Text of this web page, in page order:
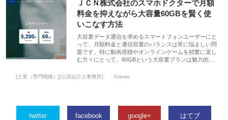
ＪＣＮ株式会社のスマホドクターで月額
料金を抑えながら大容量60GBを賢く使
いこなす方法
大容量データ通信を求めるスマートフォンユーザーにと
って、月額料金と通信容量のバランスは常に悩ましい問
題です。特に動画視聴やオンラインゲームを頻繁に楽し
む方々にとって、60GBという大容量プランは魅力的…
[士業（専門職種）][公認会計士事務所] 0views
twitter facebook google+ はてブ